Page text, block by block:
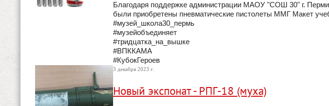
Благодаря поддержке администрации МАОУ "СОШ 30" г.
были приобретены пневматические пистолеты ММГ Макет
#музей_школа30_пермь
#музейобъединяет
#тридцатка_на_вышке
#ВПККАМА
#КубокГероев
3 декабря 2023 г.
Новый экспонат - РПГ-18 (муха)